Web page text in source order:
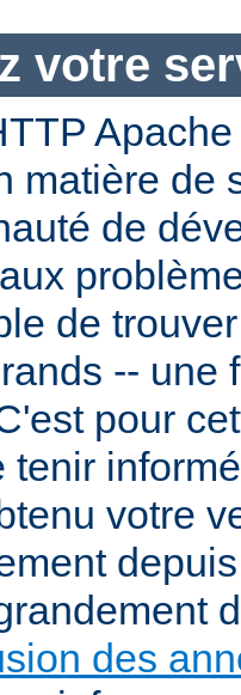
votre
matière de
de
de
-- une
pour
tenir
votre
des